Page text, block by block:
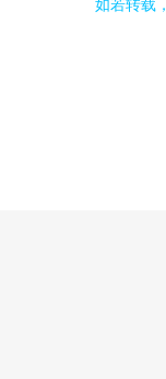
如若转载